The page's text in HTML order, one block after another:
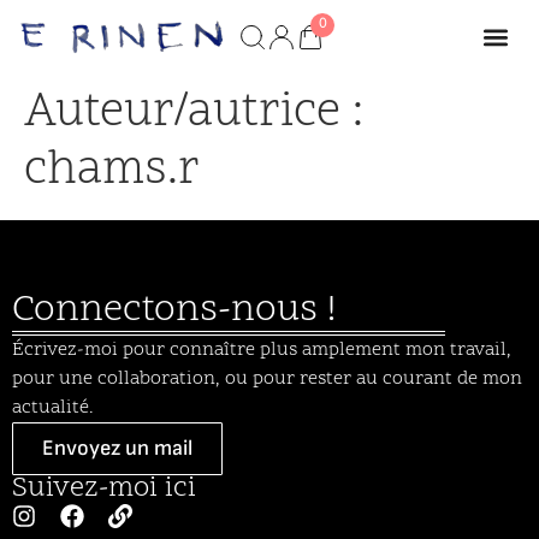
Auteur/autrice :
chams.r
Connectons-nous !
Écrivez-moi pour connaître plus amplement mon travail,
pour une collaboration, ou pour rester au courant de mon
actualité.
Envoyez un mail
Suivez-moi ici